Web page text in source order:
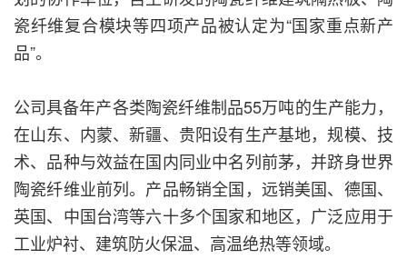
瓷纤维复合模块等四项产品被认定为“国家重点新产
品”。
公司具备年产各类陶瓷纤维制品55万吨的生产能力，
在山东、内蒙、新疆、贵阳设有生产基地，规模、技
术、品种与效益在国内同业中名列前茅，并跻身世界
陶瓷纤维业前列。产品畅销全国，远销美国、德国、
英国、中国台湾等六十多个国家和地区，广泛应用于
工业炉衬、建筑防火保温、高温绝热等领域。